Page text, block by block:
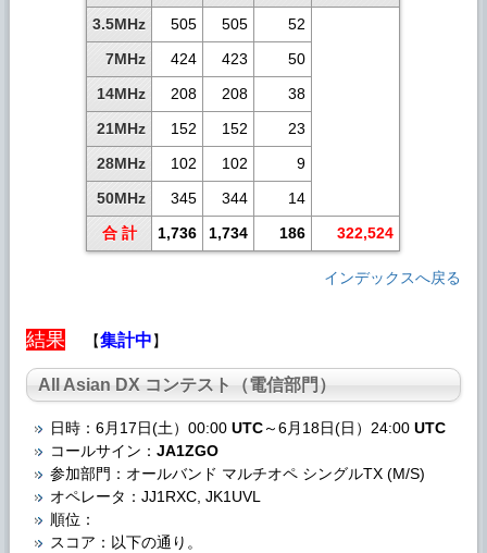
3.5MHz
505 505
52
7MHz
424 423
50
14MHz
208 208
38
21MHz
152 152
23
28MHz
102 102
9
50MHz
345 344
14
合 計
1,736 1,734 186 322,524
インデックスへ戻る
結果 【集計中】
All Asian DX コンテスト（電信部門）
日時：6月17日(土）00:00 UTC～6月18日(日）24:00 UTC
コールサイン： JA1ZGO
参加部門：オールバンド マルチオペ シングルTX (M/S)
オペレータ：JJ1RXC, JK1UVL
順位：
スコア：以下の通り。